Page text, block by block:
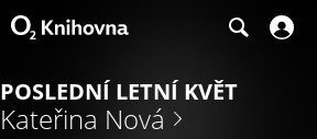
POSLEDNÍ LETNÍ KVĚT
Kateřina Nová